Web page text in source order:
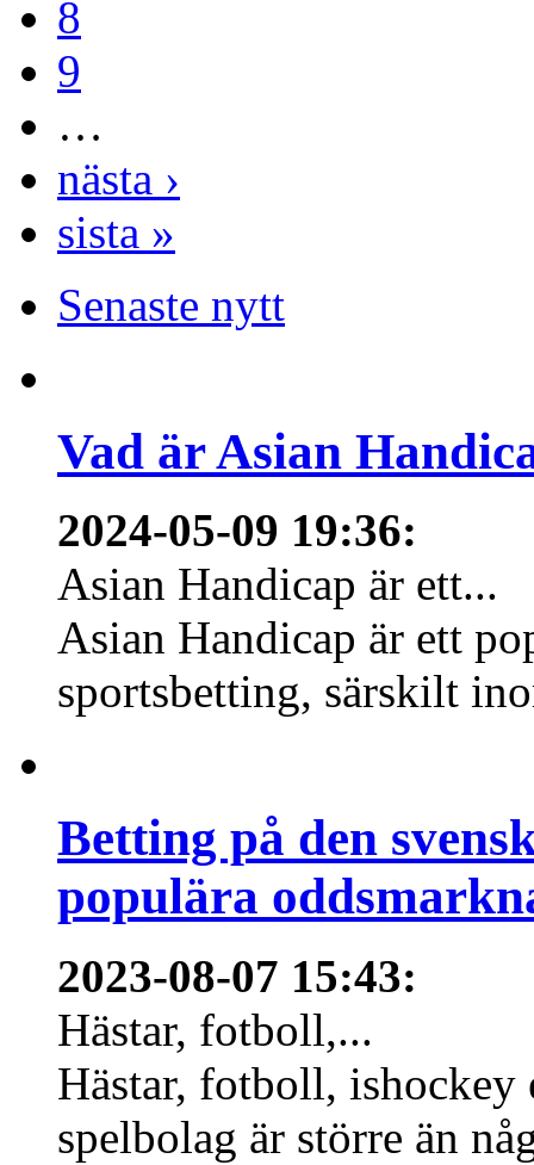
8
9
…
nästa ›
sista »
Senaste nytt
Vad är Asian
2024-05-09 19:36:
Asian Handicap är ett...
Asian Handicap är ett
sportsbetting, särskilt
Betting på den
populära
2023-08-07 15:43:
Hästar, fotboll,...
Hästar, fotboll,
spelbolag är större än